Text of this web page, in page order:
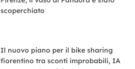
scoperchiato
Il nuovo piano per il bike sharing
fiorentino tra sconti improbabili, IA